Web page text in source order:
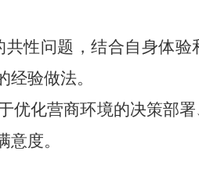
性问题，结合自身体
经验做法。
优化营商环境的决策部
意度。